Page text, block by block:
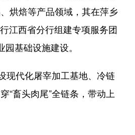
烘焙等产品领域，其在萍乡
江西省分行组建专项服务团
基础设施建设。
代化屠宰加工基地、冷链
“畜头肉尾”全链条，带动上